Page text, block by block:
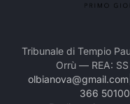
Tribunale di Tempio
Orrù — REA:
olbianova@gmail.com
366